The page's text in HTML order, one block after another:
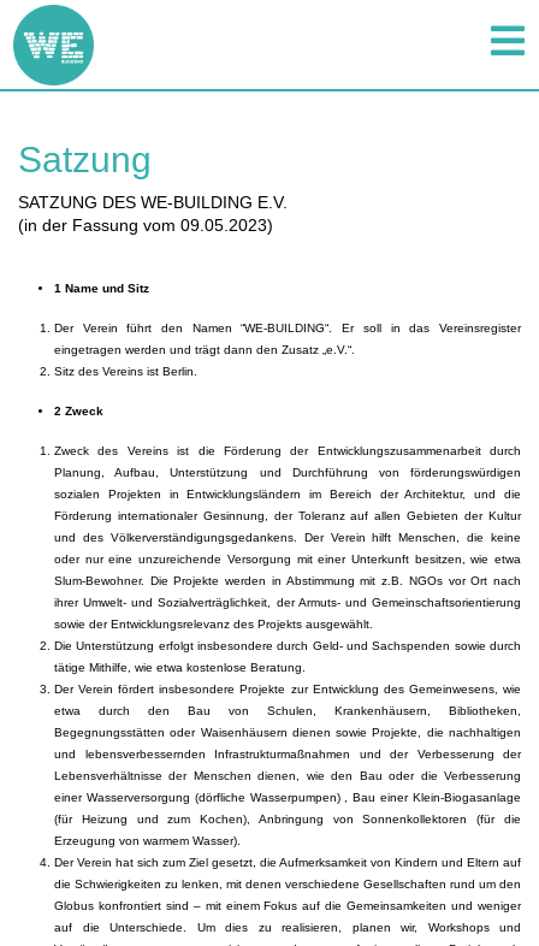
Satzung
SATZUNG DES WE-BUILDING E.V.
(in der Fassung vom 09.05.2023)
1 Name und Sitz
Der Verein führt den Namen “WE-BUILDING“. Er soll in das Vereinsregister
eingetragen werden und trägt dann den Zusatz „e.V.“.
Sitz des Vereins ist Berlin.
2 Zweck
Zweck des Vereins ist die Förderung der Entwicklungszusammenarbeit durch
Planung, Aufbau, Unterstützung und Durchführung von förderungswürdigen
sozialen Projekten in Entwicklungsländern im Bereich der Architektur, und die
Förderung internationaler Gesinnung, der Toleranz auf allen Gebieten der Kultur
und des Völkerverständigungsgedankens. Der Verein hilft Menschen, die keine
oder nur eine unzureichende Versorgung mit einer Unterkunft besitzen, wie etwa
Slum-Bewohner. Die Projekte werden in Abstimmung mit z.B. NGOs vor Ort nach
ihrer Umwelt- und Sozialverträglichkeit, der Armuts- und Gemeinschaftsorientierung
sowie der Entwicklungsrelevanz des Projekts ausgewählt.
Die Unterstützung erfolgt insbesondere durch Geld- und Sachspenden sowie durch
tätige Mithilfe, wie etwa kostenlose Beratung.
Der Verein fördert insbesondere Projekte zur Entwicklung des Gemeinwesens, wie
etwa durch den Bau von Schulen, Krankenhäusern, Bibliotheken,
Begegnungsstätten oder Waisenhäusern dienen sowie Projekte, die nachhaltigen
und lebensverbessernden Infrastrukturmaßnahmen und der Verbesserung der
Lebensverhältnisse der Menschen dienen, wie den Bau oder die Verbesserung
einer Wasserversorgung (dörfliche Wasserpumpen) , Bau einer Klein-Biogasanlage
(für Heizung und zum Kochen), Anbringung von Sonnenkollektoren (für die
Erzeugung von warmem Wasser).
Der Verein hat sich zum Ziel gesetzt, die Aufmerksamkeit von Kindern und Eltern auf
die Schwierigkeiten zu lenken, mit denen verschiedene Gesellschaften rund um den
Globus konfrontiert sind – mit einem Fokus auf die Gemeinsamkeiten und weniger
auf die Unterschiede. Um dies zu realisieren, planen wir, Workshops und